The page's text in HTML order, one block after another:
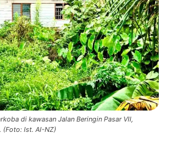
di kawasan Jalan Beringin Pasar VII,
(Foto: Ist. AI-NZ)